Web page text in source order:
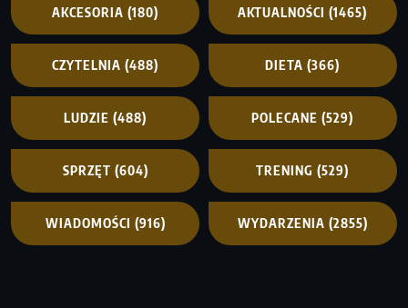
AKCESORIA (180) AKTUALNOŚCI (1465)
CZYTELNIA (488) DIETA (366)
LUDZIE (488) POLECANE (529)
SPRZĘT (604) TRENING (529)
WIADOMOŚCI (916) WYDARZENIA (2855)